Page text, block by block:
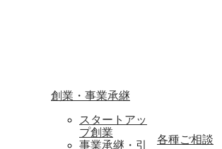
創業・事業承継
スタートアッ
プ創業
事業承継・引
各種ご相談